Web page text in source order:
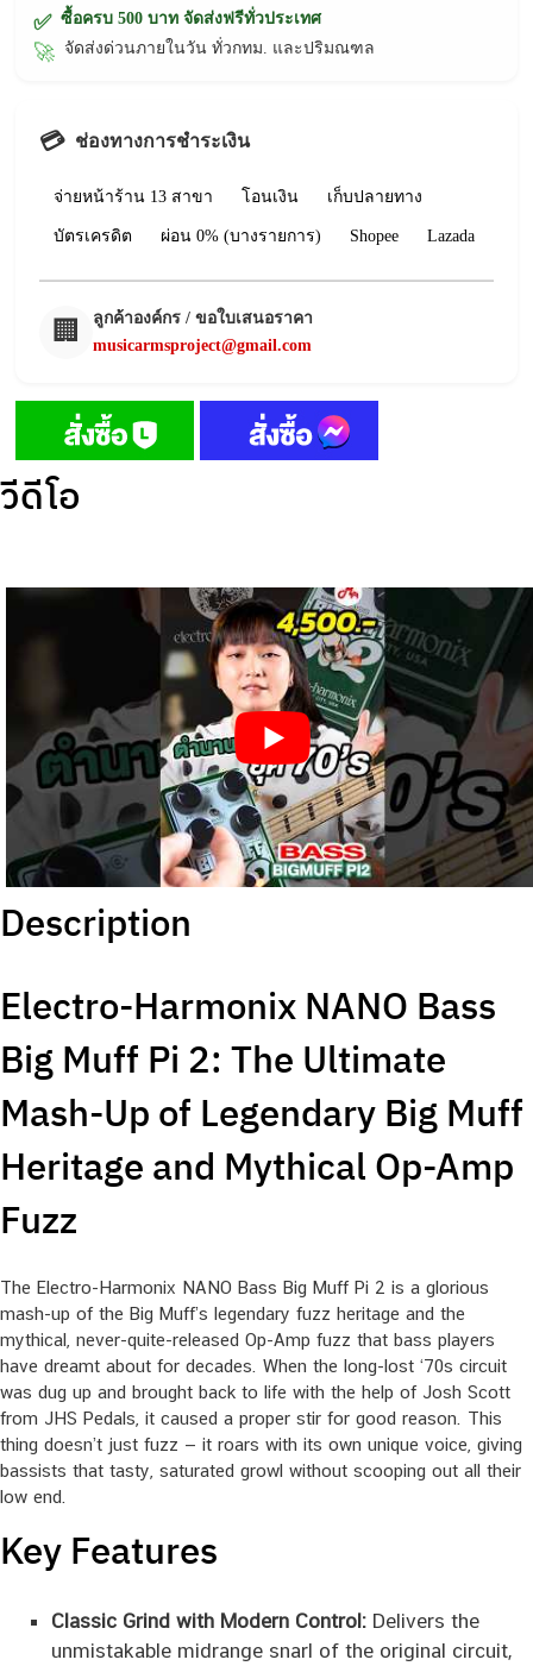
✅ ซื้อครบ 500 บาท จัดส่งฟรีทั่วประเทศ
🚀 จัดส่งด่วนภายในวัน ทั่วกทม. และปริมณฑล
💳 ช่องทางการชำระเงิน
จ่ายหน้าร้าน 13 สาขา โอนเงิน เก็บปลายทาง
บัตรเครดิต ผ่อน 0% (บางรายการ) Shopee Lazada
🏢
ลูกค้าองค์กร / ขอใบเสนอราคา
musicarmsproject@gmail.com
วีดีโอ
Description
Electro-Harmonix NANO Bass
Big Muff Pi 2: The Ultimate
Mash-Up of Legendary Big Muff
Heritage and Mythical Op-Amp
Fuzz
The Electro-Harmonix NANO Bass Big Muff Pi 2 is a glorious
mash‑up of the Big Muff’s legendary fuzz heritage and the
mythical, never‑quite‑released Op‑Amp fuzz that bass players
have dreamt about for decades. When the long‑lost ‘70s circuit
was dug up and brought back to life with the help of Josh Scott
from JHS Pedals, it caused a proper stir for good reason. This
thing doesn’t just fuzz — it roars with its own unique voice, giving
bassists that tasty, saturated growl without scooping out all their
low end.
Key Features
Classic Grind with Modern Control:Delivers the
unmistakable midrange snarl of the original circuit,